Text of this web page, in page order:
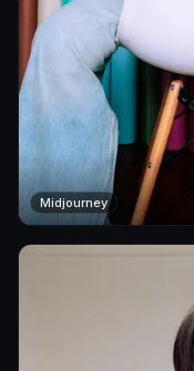
Midjourney